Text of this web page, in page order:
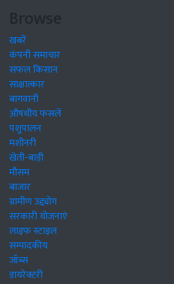
Browse
खबरें
कंपनी समाचार
सफल किसान
साक्षात्कार
बागवानी
औषधीय फसलें
पशुपालन
मशीनरी
खेती-बाड़ी
मौसम
बाजार
ग्रामीण उद्द्योग
सरकारी योजनाएं
लाइफ स्टाइल
सम्पादकीय
जॉब्स
डायरेक्टरी